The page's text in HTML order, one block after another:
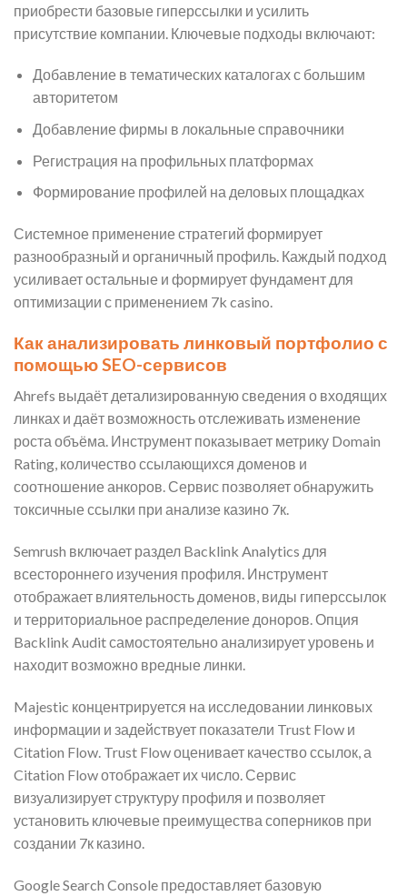
приобрести базовые гиперссылки и усилить
присутствие компании. Ключевые подходы включают:
Добавление в тематических каталогах с большим
авторитетом
Добавление фирмы в локальные справочники
Регистрация на профильных платформах
Формирование профилей на деловых площадках
Системное применение стратегий формирует
разнообразный и органичный профиль. Каждый подход
усиливает остальные и формирует фундамент для
оптимизации с применением 7k casino.
Как анализировать линковый портфолио с
помощью SEO-сервисов
Ahrefs выдаёт детализированную сведения о входящих
линках и даёт возможность отслеживать изменение
роста объёма. Инструмент показывает метрику Domain
Rating, количество ссылающихся доменов и
соотношение анкоров. Сервис позволяет обнаружить
токсичные ссылки при анализе казино 7к.
Semrush включает раздел Backlink Analytics для
всестороннего изучения профиля. Инструмент
отображает влиятельность доменов, виды гиперссылок
и территориальное распределение доноров. Опция
Backlink Audit самостоятельно анализирует уровень и
находит возможно вредные линки.
Majestic концентрируется на исследовании линковых
информации и задействует показатели Trust Flow и
Citation Flow. Trust Flow оценивает качество ссылок, а
Citation Flow отображает их число. Сервис
визуализирует структуру профиля и позволяет
установить ключевые преимущества соперников при
создании 7к казино.
Google Search Console предоставляет базовую